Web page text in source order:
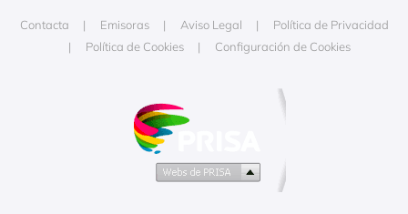
Contacta Emisoras Aviso Legal
Política de Privacidad
Política de Cookies
Configuración de Cookies